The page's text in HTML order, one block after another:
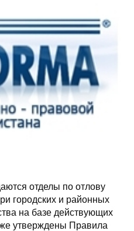
отделы по отлову
городских и районных
на базе действующих
утверждены Правила